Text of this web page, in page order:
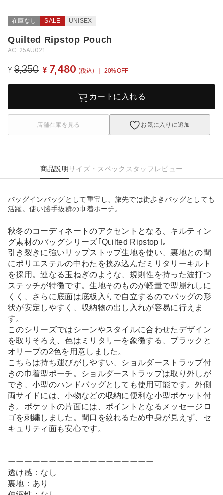
在庫なし SALE UNISEX
Quilted Ripstop Pouch
AC-25AU021
¥ 9,350 ¥ 7,480 (税込) ｜ 20%OFF
カートに入れる
店舗在庫を見る お気に入りに追加
商品説明サイズ・スペック スタッフレビュー
バッグインバッグとして重宝し、旅先では街歩きバッグとしても
活躍。使い勝手抜群の巾着ポーチ。
秋冬のコーディネートのアクセントとなる、キルティン
グ素材のバッグシリーズ｢Quilted Ripstop｣。
引き裂きに強いリップストップ生地を使い、裏地との間
にポリエステルの中わたを挟み込んだミリタリーキルト
を採用。連なる玉ねぎのような、規則性を持った波打つ
ステッチが特徴です。生地そのものが軽量で型崩れしに
くく、さらに底面は底板入りで自立するのでバッグの形
状が安定しやすく、収納物の出し入れが容易に行えま
す。
このシリーズではシーンやスタイルに合わせたデザイン
を取りそろえ、色はミリタリーを象徴する、ブラックと
オリーブの2色を用意しました。
こちらは持ち運びがしやすい、ショルダーストラップ付
きの巾着型ポーチ。ショルダーストラップは取り外しが
でき、小型のハンドバッグとしても使用可能です。外側
両サイドには、小物などの収納に便利な小型ポケット付
き。ポケットの片面には、ポイントとなるメッセージロ
ゴを刺繍しました。間口を絞れるため中身が見えず、セ
キュリティ面も安心です。
ーーーーーーーーーーーーーーーーーー
透け感：なし
裏地：あり